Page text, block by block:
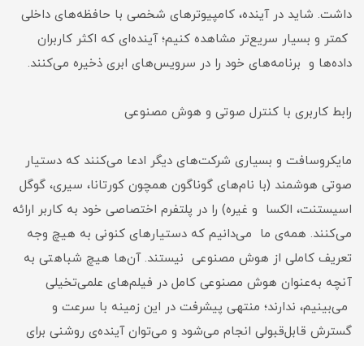
داشت. شاید در آینده، کامپیوترهای شخصی با حافظه‌های داخلی
کمتر و بسیار سریع‌تر مشاهده کنیم؛ آینده‌ای که اکثر کاربران
داده‌ها و برنامه‌های خود را در سرویس‌های ابری ذخیره می‌کنند.
رابط کاربری با کنترل صوتی و هوش مصنوعی
مایکروسافت و بسیاری شرکت‌‌های دیگر ادعا می‌کنند که دستیار
صوتی هوشمند (با نام‌های گوناگون همچون کورتانا، سیری، گوگل
اسیستنت، الکسا و غیره) را در پلتفرم اختصاصی خود به کاربر ارائه
می‌کنند. همه‌ی ما می‌دانیم که دستیارهای کنونی به‌ هیچ‌ وجه
تعریف کاملی از هوش مصنوعی نیستند. آن‌ها هیچ شباهتی به
آنچه به‌عنوان هوش مصنوعی کامل در فیلم‌های علمی‌تخیلی
می‌بینیم، ندارند؛ منتهی پیشرفت در این زمینه با سرعت و
گسترش قابل‌قبولی انجام می‌شود و می‌‌توان آینده‌ی روشنی برای